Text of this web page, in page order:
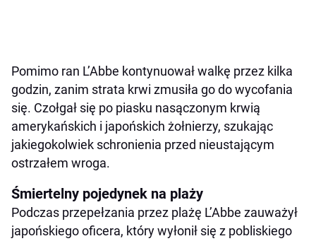
Pomimo ran L’Abbe kontynuował walkę przez kilka
godzin, zanim strata krwi zmusiła go do wycofania
się. Czołgał się po piasku nasączonym krwią
amerykańskich i japońskich żołnierzy, szukając
jakiegokolwiek schronienia przed nieustającym
ostrzałem wroga.
Śmiertelny pojedynek na plaży
Podczas przepełzania przez plażę L’Abbe zauważył
japońskiego oficera, który wyłonił się z pobliskiego